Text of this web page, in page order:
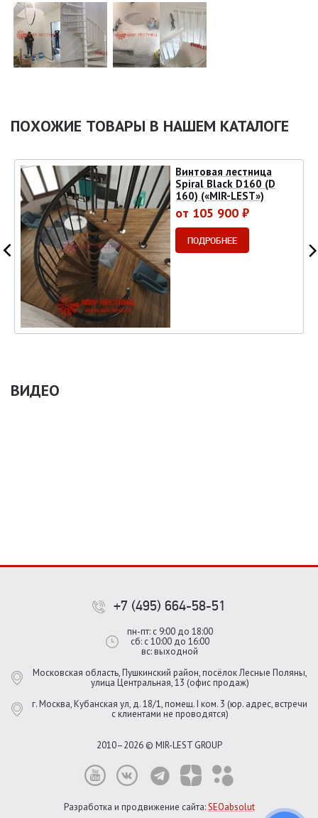
ПОХОЖИЕ ТОВАРЫ В НАШЕМ КАТАЛОГЕ
Винтовая лестница
Spiral Black D160 (D
160) («MIR-LEST»)
от 105 900 ₽
ПОДРОБНЕЕ
ВИДЕО
+7 (495) 664-58-51
пн-пт: с 9:00 до 18:00
сб: с 10:00 до 16:00
вс: выходной
Московская область, Пушкинский район, посёлок Лесные Поляны,
улица Центральная, 13 (офис продаж)
г. Москва, Кубанская ул, д. 18/1, помещ. I ком. 3 (юр. адрес, встречи
с клиентами не проводятся)
2010–2026 © MIR-LEST GROUP
Разработка и продвижение сайта:SEOabsolut